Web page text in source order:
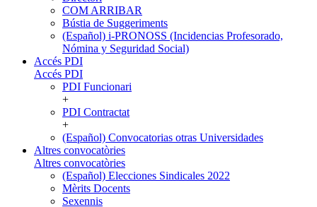
COM ARRIBAR
Bústia de Suggeriments
(Español) i-PRONOSS (Incidencias Profesorado,
Nómina y Seguridad Social)
Accés PDI
Accés PDI
PDI Funcionari
+
PDI Contractat
+
(Español) Convocatorias otras Universidades
Altres convocatòries
Altres convocatòries
(Español) Elecciones Sindicales 2022
Mèrits Docents
Sexennis